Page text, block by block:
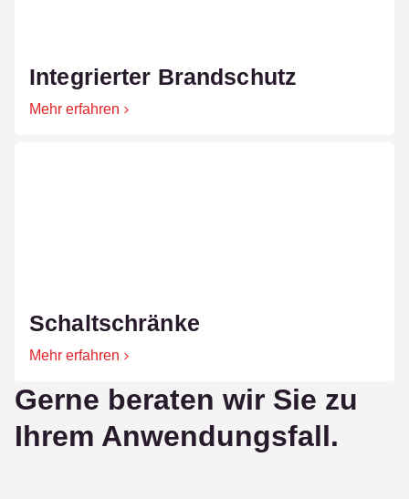
Integrierter Brandschutz
Mehr erfahren
Schaltschränke
Mehr erfahren
Gerne beraten wir Sie zu
Ihrem Anwendungsfall.